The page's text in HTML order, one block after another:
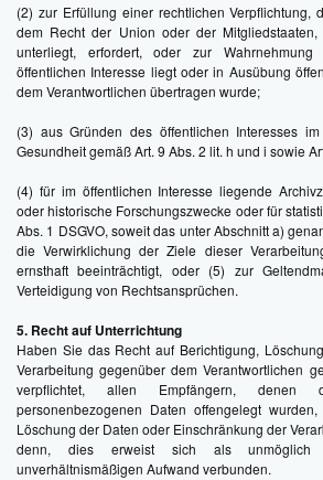
(2) zur Erfüllung einer rechtlichen Verpflichtung,
dem Recht der Union oder der
unterliegt, erfordert, oder zur
öffentlichen Interesse liegt oder in Ausübung
dem Verantwortlichen übertragen wurde;
(3) aus Gründen des öffentlichen Interesses
Gesundheit gemäß Art. 9 Abs. 2 lit. h und i sowie
(4) für im öffentlichen Interesse liegende
oder historische Forschungszwecke oder für
Abs. 1 DSGVO, soweit das unter Abschnitt a)
die Verwirklichung der Ziele dieser
ernsthaft beeinträchtigt, oder (5) zur
Verteidigung von Rechtsansprüchen.
5. Recht auf Unterrichtung
Haben Sie das Recht auf Berichtigung,
Verarbeitung gegenüber dem Verantwortlichen
verpflichtet, allen Empfängern, denen
personenbezogenen Daten offengelegt
Löschung der Daten oder Einschränkung der
denn, dies erweist sich als
unverhältnismäßigen Aufwand verbunden.